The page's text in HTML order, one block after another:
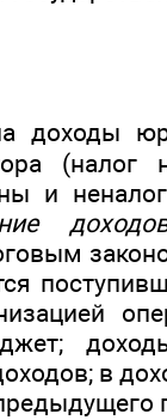
доходы
(налог
и
в